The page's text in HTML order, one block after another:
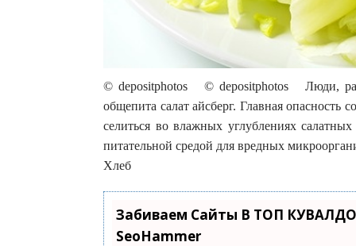
© depositphotos © depositphotos Люди,
общепита салат айсберг. Главная опасность
селиться во влажных углублениях
питательной средой для вредных
Хлеб
Забиваем Сайты В ТОП
SeoHammer